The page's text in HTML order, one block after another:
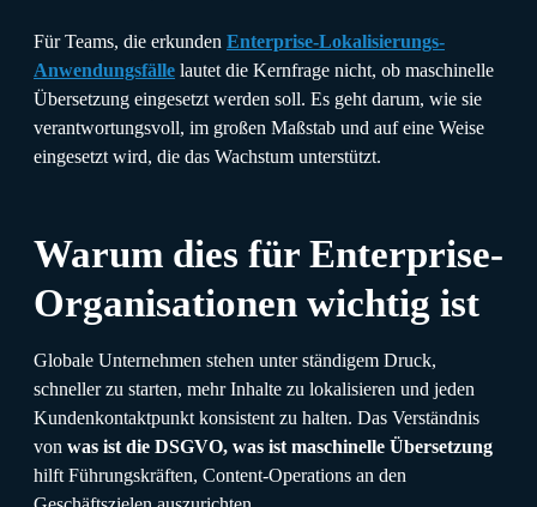
Für Teams, die erkunden Enterprise-Lokalisierungs-
Anwendungsfälle lautet die Kernfrage nicht, ob maschinelle
Übersetzung eingesetzt werden soll. Es geht darum, wie sie
verantwortungsvoll, im großen Maßstab und auf eine Weise
eingesetzt wird, die das Wachstum unterstützt.
Warum dies für Enterprise-
Organisationen wichtig ist
Globale Unternehmen stehen unter ständigem Druck,
schneller zu starten, mehr Inhalte zu lokalisieren und jeden
Kundenkontaktpunkt konsistent zu halten. Das Verständnis
von was ist die DSGVO, was ist maschinelle Übersetzung
hilft Führungskräften, Content-Operations an den